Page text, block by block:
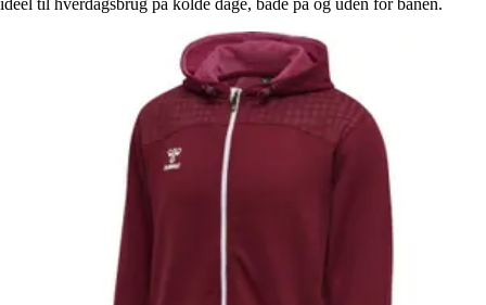
ideel til hverdagsbrug på kolde dage, både på og uden for banen.